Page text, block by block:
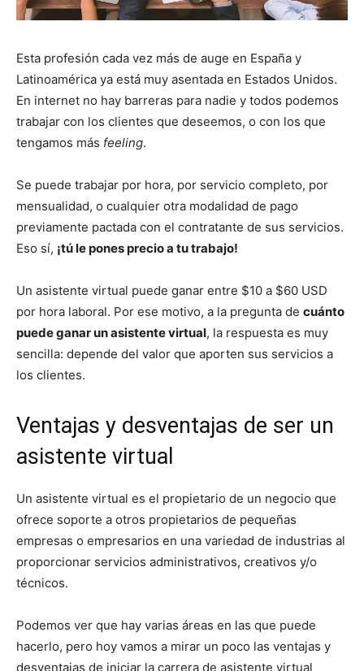
Esta profesión cada vez más de auge en España y
Latinoamérica ya está muy asentada en Estados Unidos.
En internet no hay barreras para nadie y todos podemos
trabajar con los clientes que deseemos, o con los que
tengamos más feeling.
Se puede trabajar por hora, por servicio completo, por
mensualidad, o cualquier otra modalidad de pago
previamente pactada con el contratante de sus servicios.
Eso sí, ¡tú le pones precio a tu trabajo!
Un asistente virtual puede ganar entre $10 a $60 USD
por hora laboral. Por ese motivo, a la pregunta de cuánto
puede ganar un asistente virtual, la respuesta es muy
sencilla: depende del valor que aporten sus servicios a
los clientes.
Ventajas y desventajas de ser un
asistente virtual
Un asistente virtual es el propietario de un negocio que
ofrece soporte a otros propietarios de pequeñas
empresas o empresarios en una variedad de industrias al
proporcionar servicios administrativos, creativos y/o
técnicos.
Podemos ver que hay varias áreas en las que puede
hacerlo, pero hoy vamos a mirar un poco las ventajas y
desventajas de iniciar la carrera de asistente virtual